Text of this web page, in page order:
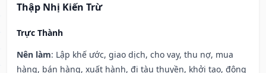
Thập Nhị Kiến Trừ
Trực Thành
Nên làm: Lập khế ước, giao dịch, cho vay, thu nợ, mua
hàng, bán hàng, xuất hành, đi tàu thuyền, khởi tạo, động